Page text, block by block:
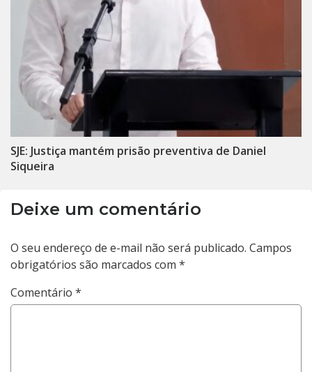
SJE: Justiça mantém prisão preventiva de Daniel
Siqueira
Deixe um comentário
O seu endereço de e-mail não será publicado. Campos
obrigatórios são marcados com *
Comentário *